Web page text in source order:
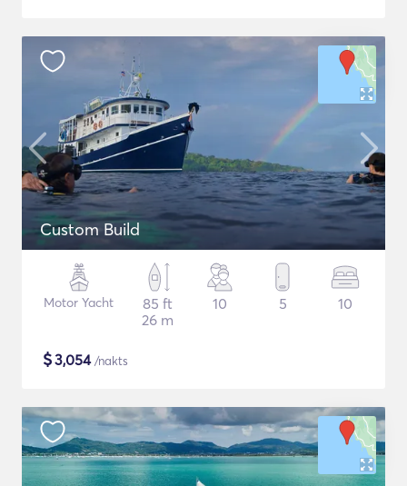
Custom Build
Motor Yacht
85 ft
26 m
10 5 10
$3,054/nakts